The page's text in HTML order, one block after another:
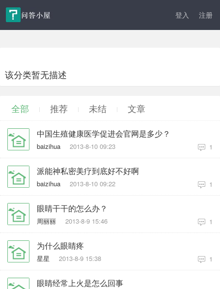
登入 注册
该分类暂无描述
全部 推荐 未结 文章
中国生殖健康医学促进会官网是多少？
baizihua 2013-8-10 09:23 1
派能神私密美疗到底好不好啊
baizihua 2013-8-10 09:22 1
眼睛干干的怎么办？
周丽丽 2013-8-9 15:46 1
为什么眼睛疼
星星 2013-8-9 15:38 1
眼睛经常上火是怎么回事